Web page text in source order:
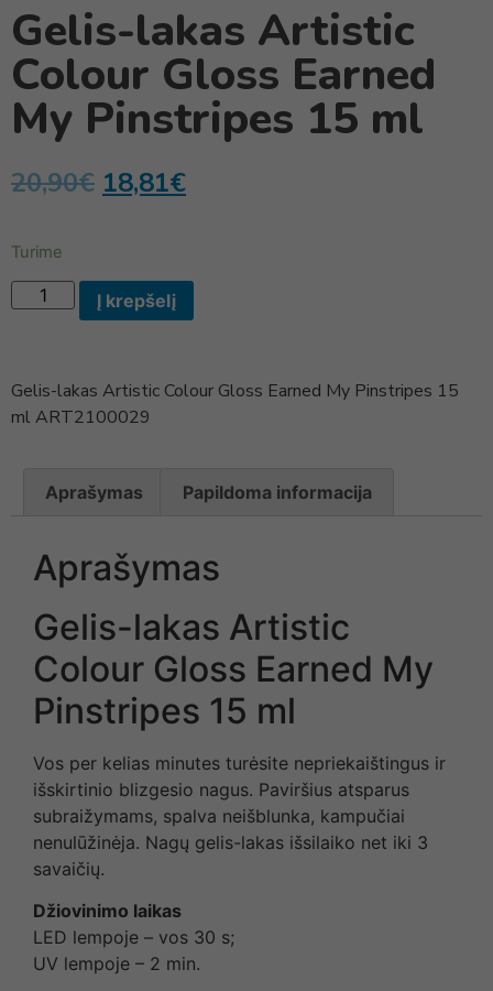
Gelis-lakas Artistic
Colour Gloss Earned
My Pinstripes 15 ml
20,90€ 18,81€
Turime
Į krepšelį
Gelis-lakas Artistic Colour Gloss Earned My Pinstripes 15
ml ART2100029
Aprašymas Papildoma informacija
Aprašymas
Gelis-lakas Artistic
Colour Gloss Earned My
Pinstripes 15 ml
Vos per kelias minutes turėsite nepriekaištingus ir
išskirtinio blizgesio nagus. Paviršius atsparus
subraižymams, spalva neišblunka, kampučiai
nenulūžinėja. Nagų gelis-lakas išsilaiko net iki 3
savaičių.
Džiovinimo laikas
LED lempoje – vos 30 s;
UV lempoje – 2 min.